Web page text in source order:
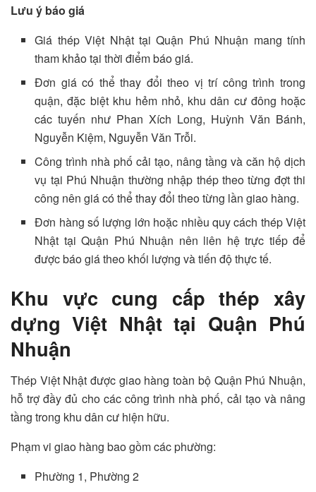
Lưu ý báo giá
Giá thép Việt Nhật tại Quận Phú Nhuận mang tính
tham khảo tại thời điểm báo giá.
Đơn giá có thể thay đổi theo vị trí công trình trong
quận, đặc biệt khu hẻm nhỏ, khu dân cư đông hoặc
các tuyến như Phan Xích Long, Huỳnh Văn Bánh,
Nguyễn Kiệm, Nguyễn Văn Trỗi.
Công trình nhà phố cải tạo, nâng tầng và căn hộ dịch
vụ tại Phú Nhuận thường nhập thép theo từng đợt thi
công nên giá có thể thay đổi theo từng lần giao hàng.
Đơn hàng số lượng lớn hoặc nhiều quy cách thép Việt
Nhật tại Quận Phú Nhuận nên liên hệ trực tiếp để
được báo giá theo khối lượng và tiến độ thực tế.
Khu vực cung cấp thép xây
dựng Việt Nhật tại Quận Phú
Nhuận
Thép Việt Nhật được giao hàng toàn bộ Quận Phú Nhuận,
hỗ trợ đầy đủ cho các công trình nhà phố, cải tạo và nâng
tầng trong khu dân cư hiện hữu.
Phạm vi giao hàng bao gồm các phường:
Phường 1, Phường 2